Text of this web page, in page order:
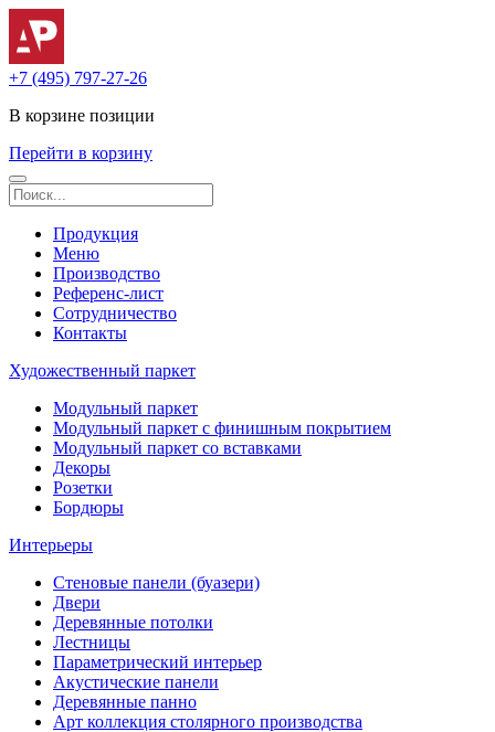
+7 (495) 797-27-26
В корзине позиции
Перейти в корзину
Продукция
Меню
Производство
Референс-лист
Сотрудничество
Контакты
Художественный паркет
Модульный паркет
Модульный паркет с финишным покрытием
Модульный паркет со вставками
Декоры
Розетки
Бордюры
Интерьеры
Стеновые панели (буазери)
Двери
Деревянные потолки
Лестницы
Параметрический интерьер
Акустические панели
Деревянные панно
Арт коллекция столярного производства